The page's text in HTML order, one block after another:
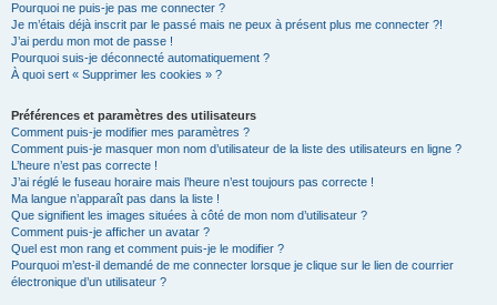
Pourquoi ne puis-je pas me connecter ?
Je m’étais déjà inscrit par le passé mais ne peux à présent plus me connecter ?!
J’ai perdu mon mot de passe !
Pourquoi suis-je déconnecté automatiquement ?
À quoi sert « Supprimer les cookies » ?
Préférences et paramètres des utilisateurs
Comment puis-je modifier mes paramètres ?
Comment puis-je masquer mon nom d’utilisateur de la liste des utilisateurs en ligne ?
L’heure n’est pas correcte !
J’ai réglé le fuseau horaire mais l’heure n’est toujours pas correcte !
Ma langue n’apparaît pas dans la liste !
Que signifient les images situées à côté de mon nom d’utilisateur ?
Comment puis-je afficher un avatar ?
Quel est mon rang et comment puis-je le modifier ?
Pourquoi m’est-il demandé de me connecter lorsque je clique sur le lien de courrier
électronique d’un utilisateur ?